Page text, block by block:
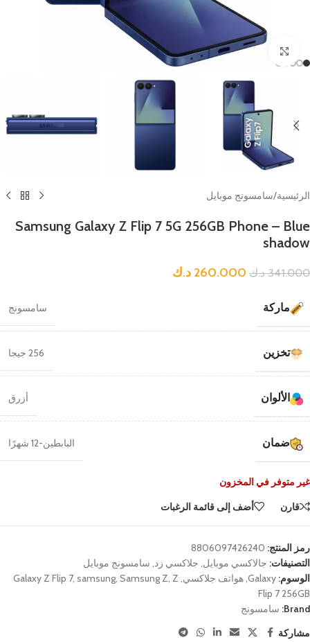
Click to enlarge
الرئيسية/سامسونج موبايل
Samsung Galaxy Z Flip 7 5G 256GB Phone – Blue
shadow
341.000 د.ك 260.000 د.ك
ماركة سامسونج
تخزين 256 جيجا
الألوان أزرق
ضمان البابطين-12 شهرًا
غير متوفر في المخزون
قارن
أضف إلى قائمة الرغبات
رمز المنتج: 8806097426240
التصنيفات: جالاكسي موبايل, جلاكسي زد, سامسونج موبايل
الوسوم: Galaxy
,هواتف جلاكسي,
Galaxy Z Flip 7, samsung, Samsung Z, Z
Flip 7 256GB
Brand: سامسونج
مشاركة